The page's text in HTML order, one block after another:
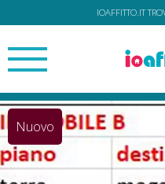
IOAFFITTO.IT
Nuovo